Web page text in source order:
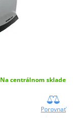
Na centrálnom sklade
Porovnať